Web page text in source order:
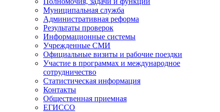
Муниципальная служба
Административная реформа
Результаты проверок
Информационные системы
Учрежденные СМИ
Официальные визиты и рабочие поездки
Участие в программах и международное
сотрудничество
Статистическая информация
Контакты
Общественная приемная
ЕГИССО